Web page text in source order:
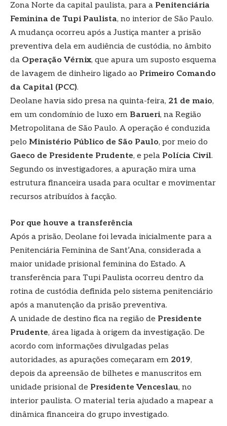
Zona Norte da capital paulista, para a Penitenciária
Feminina de Tupi Paulista, no interior de São Paulo.
A mudança ocorreu após a Justiça manter a prisão
preventiva dela em audiência de custódia, no âmbito
da Operação Vérnix, que apura um suposto esquema
de lavagem de dinheiro ligado ao Primeiro Comando
da Capital (PCC).
Deolane havia sido presa na quinta-feira, 21 de maio,
em um condomínio de luxo em Barueri, na Região
Metropolitana de São Paulo. A operação é conduzida
pelo Ministério Público de São Paulo, por meio do
Gaeco de Presidente Prudente, e pela Polícia Civil.
Segundo os investigadores, a apuração mira uma
estrutura financeira usada para ocultar e movimentar
recursos atribuídos à facção.
Por que houve a transferência
Após a prisão, Deolane foi levada inicialmente para a
Penitenciária Feminina de Sant’Ana, considerada a
maior unidade prisional feminina do Estado. A
transferência para Tupi Paulista ocorreu dentro da
rotina de custódia definida pelo sistema penitenciário
após a manutenção da prisão preventiva.
A unidade de destino fica na região de Presidente
Prudente, área ligada à origem da investigação. De
acordo com informações divulgadas pelas
autoridades, as apurações começaram em 2019,
depois da apreensão de bilhetes e manuscritos em
unidade prisional de Presidente Venceslau, no
interior paulista. O material teria ajudado a mapear a
dinâmica financeira do grupo investigado.